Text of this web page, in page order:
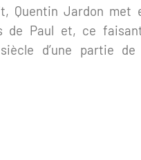
Quentin Jardon met
de Paul et, ce
d’une partie de